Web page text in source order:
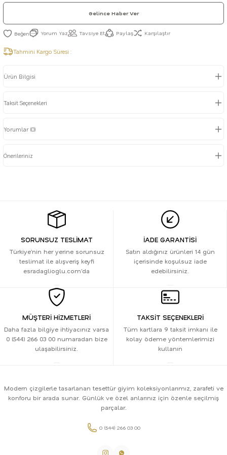
Gelince Haber Ver
Yorum Yaz Tavsiye Et Paylaş Karşılaştır
Tahmini Kargo Süresi :
Ürün Bilgisi
Taksit Seçenekleri
Yorumlar (0)
Önerileriniz
SORUNSUZ TESLİMAT
Türkiye’nin her yerine sorunsuz
teslimat ile alışveriş keyfi
esradaglioglu.com’da
İADE GARANTİSİ
Satın aldığınız ürünleri 14 gün
içerisinde koşulsuz iade
edebilirsiniz.
MÜŞTERİ HİZMETLERİ
Daha fazla bilgiye ihtiyacınız varsa
0 (544) 266 03 00 numaradan bize
ulaşabilirsiniz.
TAKSİT SEÇENEKLERİ
Tüm kartlara 9 taksit imkanı ile
kolay ödeme yöntemlerimizi
kullanın
Modern çizgilerle tasarlanan tesettür giyim koleksiyonlarımız, zarafeti ve
konforu bir arada sunar. Günlük ve özel anlarınız için özenle seçilmiş
parçalar.
0 (544) 266 03 00